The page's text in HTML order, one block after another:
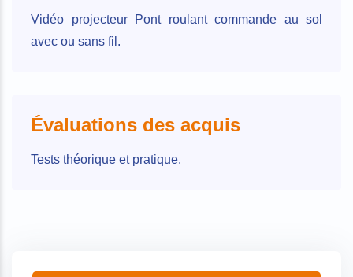
Vidéo projecteur Pont roulant commande au sol
avec ou sans fil.
Évaluations des acquis
Tests théorique et pratique.